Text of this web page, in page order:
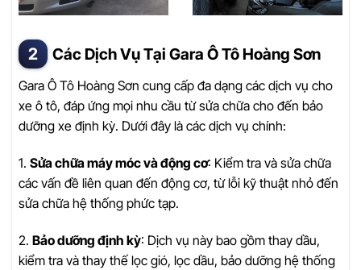
Các Dịch Vụ Tại Gara Ô Tô Hoàng Sơn
Gara Ô Tô Hoàng Sơn cung cấp đa dạng các dịch vụ cho
xe ô tô, đáp ứng mọi nhu cầu từ sửa chữa cho đến bảo
dưỡng xe định kỳ. Dưới đây là các dịch vụ chính:
1. Sửa chữa máy móc và động cơ: Kiểm tra và sửa chữa
các vấn đề liên quan đến động cơ, từ lỗi kỹ thuật nhỏ đến
sửa chữa hệ thống phức tạp.
2. Bảo dưỡng định kỳ: Dịch vụ này bao gồm thay dầu,
kiểm tra và thay thế lọc gió, lọc dầu, bảo dưỡng hệ thống